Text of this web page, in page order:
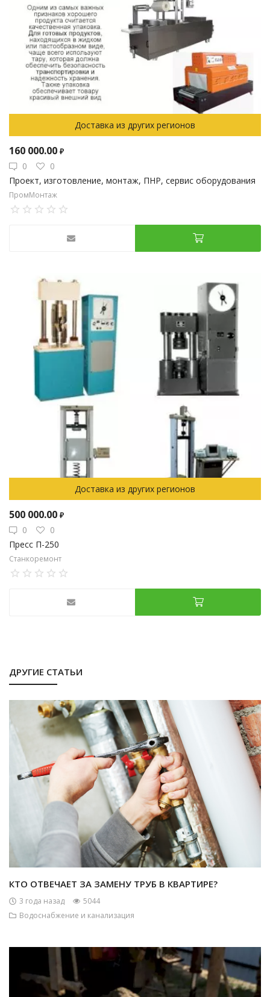
Доставка из других регионов
160 000.00 ₽
0
0
Проект, изготовление, монтаж, ПНР, сервис оборудования
ПромМонтаж
Доставка из других регионов
500 000.00 ₽
0
0
Пресс П-250
Станкоремонт
ДРУГИЕ СТАТЬИ
КТО ОТВЕЧАЕТ ЗА ЗАМЕНУ ТРУБ В КВАРТИРЕ?
3 года назад
5044
Водоснабжение и канализация